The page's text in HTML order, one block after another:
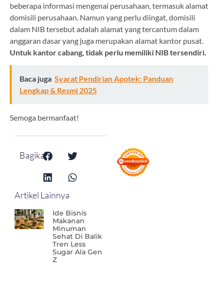
beberapa informasi mengenai perusahaan, termasuk alamat
domisili perusahaan. Namun yang perlu diingat, domisili
dalam NIB tersebut adalah alamat yang tercantum dalam
anggaran dasar yang juga merupakan alamat kantor pusat.
Untuk kantor cabang, tidak perlu memiliki NIB tersendiri.
Baca juga Syarat Pendirian Apotek: Panduan
Lengkap & Resmi 2025
Semoga bermanfaat!
Bagikan:
Artikel Lainnya
Ide Bisnis
Makanan
Minuman
Sehat Di Balik
Tren Less
Sugar Ala Gen
Z